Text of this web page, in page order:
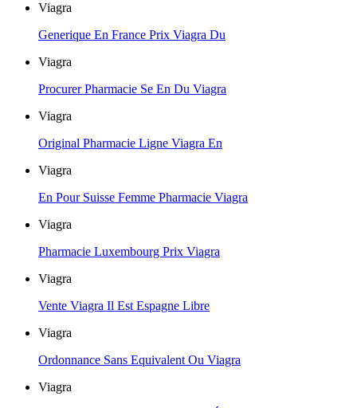
Viagra
Generique En France Prix Viagra Du
Viagra
Procurer Pharmacie Se En Du Viagra
Viagra
Original Pharmacie Ligne Viagra En
Viagra
En Pour Suisse Femme Pharmacie Viagra
Viagra
Pharmacie Luxembourg Prix Viagra
Viagra
Vente Viagra Il Est Espagne Libre
Viagra
Ordonnance Sans Equivalent Ou Viagra
Viagra